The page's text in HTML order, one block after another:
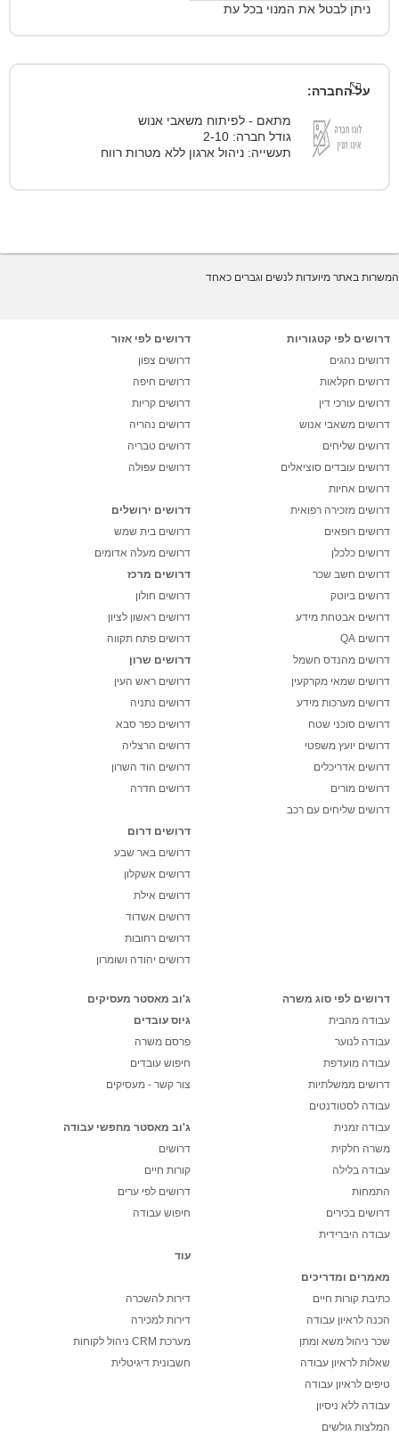
ניתן לבטל את המנוי בכל עת
על החברה:
מתאם - לפיתוח משאבי אנוש
גודל חברה: 2-10
תעשייה: ניהול ארגון ללא מטרות רווח
המשרות באתר מיועדות לנשים וגברים כאחד
דרושים לפי קטגוריות
דרושים נהגים
דרושים חקלאות
דרושים עורכי דין
דרושים משאבי אנוש
דרושים שליחים
דרושים עובדים סוציאלים
דרושים אחיות
דרושים מזכירה רפואית
דרושים רופאים
דרושים כלכלן
דרושים חשב שכר
דרושים ביוטק
דרושים אבטחת מידע
דרושים QA
דרושים מהנדס חשמל
דרושים שמאי מקרקעין
דרושים מערכות מידע
דרושים סוכני שטח
דרושים יועץ משפטי
דרושים אדריכלים
דרושים מורים
דרושים שליחים עם רכב
דרושים לפי אזור
דרושים צפון
דרושים חיפה
דרושים קריות
דרושים נהריה
דרושים טבריה
דרושים עפולה
דרושים ירושלים
דרושים בית שמש
דרושים מעלה אדומים
דרושים מרכז
דרושים חולון
דרושים ראשון לציון
דרושים פתח תקווה
דרושים שרון
דרושים ראש העין
דרושים נתניה
דרושים כפר סבא
דרושים הרצליה
דרושים הוד השרון
דרושים חדרה
דרושים דרום
דרושים באר שבע
דרושים אשקלון
דרושים אילת
דרושים אשדוד
דרושים רחובות
דרושים יהודה ושומרון
דרושים לפי סוג משרה
עבודה מהבית
עבודה לנוער
עבודה מועדפת
דרושים ממשלתיות
עבודה לסטודנטים
עבודה זמנית
משרה חלקית
עבודה בלילה
התמחות
דרושים בכירים
עבודה היברידית
מאמרים ומדריכים
כתיבת קורות חיים
הכנה לראיון עבודה
שכר ניהול משא ומתן
שאלות לראיון עבודה
טיפים לראיון עבודה
עבודה ללא ניסיון
המלצות גולשים
ג'וב מאסטר מעסיקים
גיוס עובדים
פרסם משרה
חיפוש עובדים
צור קשר - מעסיקים
ג'וב מאסטר מחפשי עבודה
דרושים
קורות חיים
דרושים לפי ערים
חיפוש עבודה
עוד
דירות להשכרה
דירות למכירה
מערכת CRM ניהול לקוחות
חשבונית דיגיטלית